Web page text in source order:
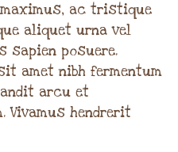
ac tristique
aliquet urna vel
sapien posuere.
amet nibh fermentum
arcu et
Vivamus hendrerit